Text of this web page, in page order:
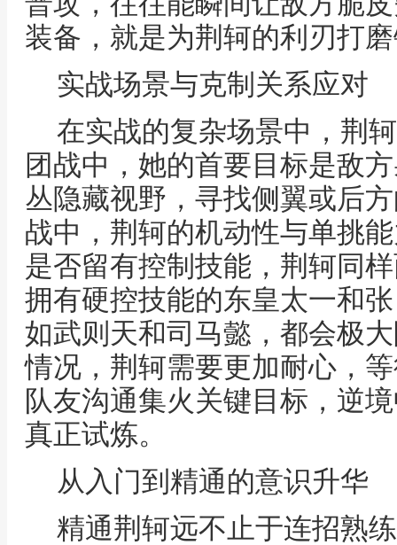
装备，就是为荆轲的利刃打
实战场景与克制关系应对
在实战的复杂场景中，荆
团战中，她的首要目标是敌
丛隐藏视野，寻找侧翼或后
战中，荆轲的机动性与单挑
是否留有控制技能，荆轲同
拥有硬控技能的东皇太一和
如武则天和司马懿，都会极
情况，荆轲需要更加耐心，
队友沟通集火关键目标，逆
真正试炼。
从入门到精通的意识升华
精通荆轲远不止于连招熟